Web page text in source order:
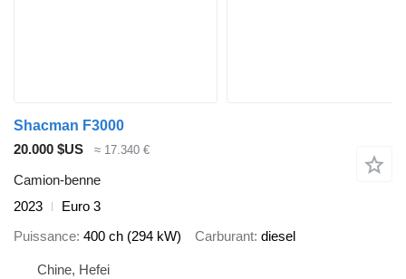
Shacman F3000
20.000 $US
≈ 17.340 €
Camion-benne
2023
Euro 3
Puissance 400 ch (294 kW) Carburant diesel
Chine, Hefei